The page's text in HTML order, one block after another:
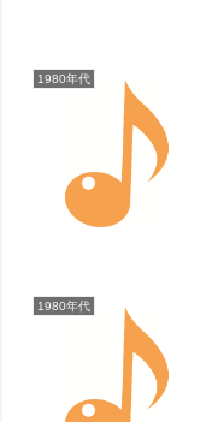
1980年代
1980年代